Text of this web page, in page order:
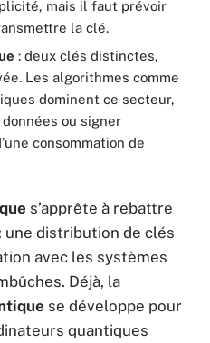
mais il faut prévoir
la clé.
: deux clés distinctes,
Les algorithmes comme
dominent ce secteur,
ou signer
consommation de
s’apprête à rebattre
une distribution de clés
avec les systèmes
Déjà, la
se développe pour
quantiques